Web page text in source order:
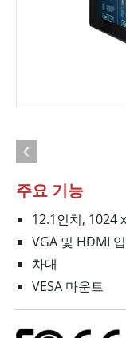
주요 기능
12.1인치, 1024
VGA 및 HDMI
차대
VESA 마운트